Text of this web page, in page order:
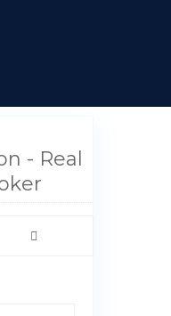
- Real